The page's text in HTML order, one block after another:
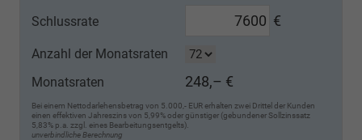
Schlussrate €
Anzahl der Monatsraten
Monatsraten
248,– €
Bei einem Nettodarlehensbetrag von 5.000,- EUR erhalten zwei Drittel der Kunden
einen effektiven Jahreszins von 5,99% oder günstiger (gebundener Sollzinssatz
5,83% p.a. zzgl. eines Bearbeitungsentgelts).
unverbindliche Berechnung